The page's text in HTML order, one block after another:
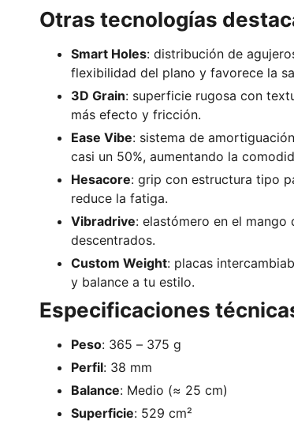
Otras tecnologías
Smart Holes: distribución de
flexibilidad del plano y favorece la
3D Grain: superficie rugosa con
más efecto y fricción.
Ease Vibe: sistema de
casi un 50%, aumentando la
Hesacore: grip con estructura tipo
reduce la fatiga.
Vibradrive: elastómero en el
descentrados.
Custom Weight: placas
y balance a tu estilo.
Especificaciones
Peso: 365 – 375 g
Perfil: 38 mm
Balance: Medio (≈ 25 cm)
Superficie: 529 cm²